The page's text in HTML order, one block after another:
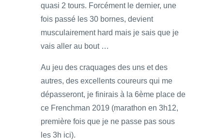
quasi 2 tours. Forcément le dernier, une
fois passé les 30 bornes, devient
musculairement hard mais je sais que je
vais aller au bout …
Au jeu des craquages des uns et des
autres, des excellents coureurs qui me
dépasseront, je finirais à la 6ème place de
ce Frenchman 2019 (marathon en 3h12,
première fois que je ne passe pas sous
les 3h ici).